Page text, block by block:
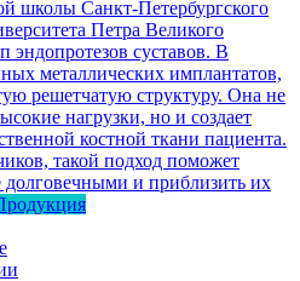
школы Санкт-Петербургского
Петра Великого
эндопротезов суставов. В
металлических имплантатов,
решетчатую структуру. Она не
нагрузки, но и создает
костной ткани пациента.
такой подход поможет
долговечными и приблизить их